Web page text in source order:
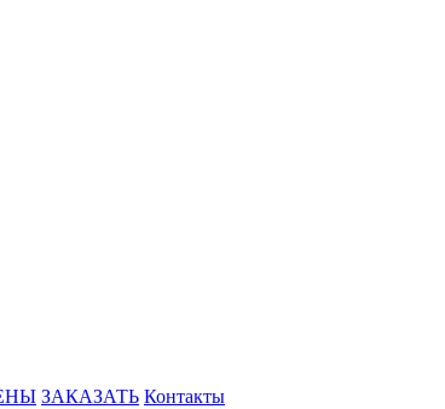
ЗАКАЗАТЬ Контакты